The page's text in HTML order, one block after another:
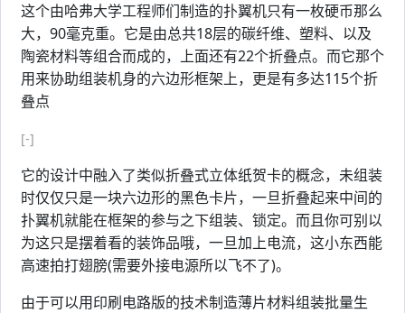
这个由哈弗大学工程师们制造的扑翼机只有一枚硬币那么
大，90毫克重。它是由总共18层的碳纤维、塑料、以及
陶瓷材料等组合而成的，上面还有22个折叠点。而它那个
用来协助组装机身的六边形框架上，更是有多达115个折
叠点
[-]
它的设计中融入了类似折叠式立体纸贺卡的概念，未组装
时仅仅只是一块六边形的黑色卡片，一旦折叠起来中间的
扑翼机就能在框架的参与之下组装、锁定。而且你可别以
为这只是摆着看的装饰品哦，一旦加上电流，这小东西能
高速拍打翅膀(需要外接电源所以飞不了)。
由于可以用印刷电路版的技术制造薄片材料组装批量生